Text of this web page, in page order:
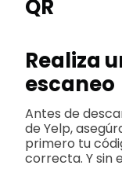
QR
Realiza
escaneo
Antes de
de Yelp,
primero tu
correcta. Y sin